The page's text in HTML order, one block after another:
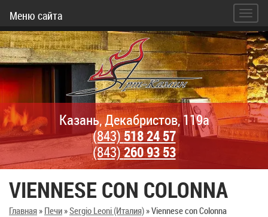
Меню сайта
Казань, Декабристов, 119а
(843)518 24 57
(843)260 93 53
VIENNESE CON COLONNA
Главная» Печи»Sergio Leoni (Италия)»Viennese con Colonna